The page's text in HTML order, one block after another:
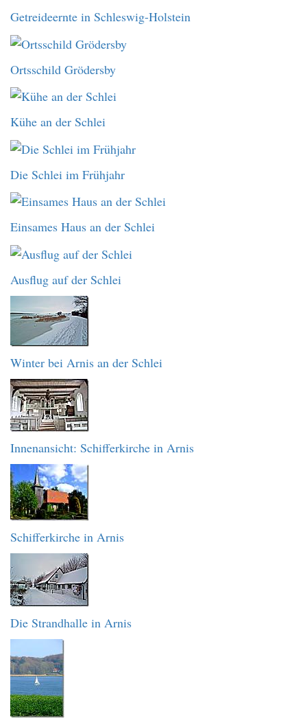
Getreideernte in Schleswig-Holstein
Ortsschild Grödersby
Kühe an der Schlei
Die Schlei im Frühjahr
Einsames Haus an der Schlei
Ausflug auf der Schlei
Winter bei Arnis an der Schlei
Innenansicht: Schifferkirche in Arnis
Schifferkirche in Arnis
Die Strandhalle in Arnis